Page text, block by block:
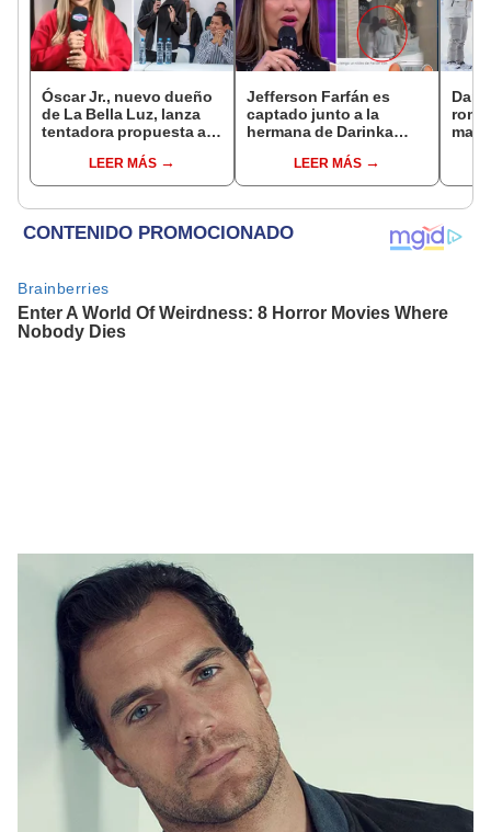
Óscar Jr., nuevo dueño
de La Bella Luz, lanza
tentadora propuesta a
denuncia por
tocamientos: “Va a
LEER MÁS
Jefferson Farfán es
captado junto a la
hermana de Darinka
Kanashiro trabajaba: “Él
tiene sus…”
LEER MÁS